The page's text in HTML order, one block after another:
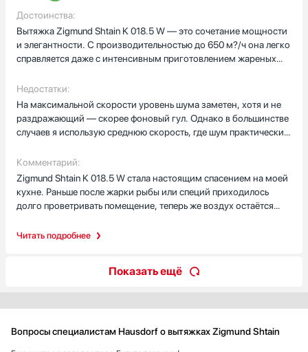
запотевают. Лампочки меняются легко. Шум на максимуме
хватает средней. Производительности достаточно для моей
комнаты‑студии: утром жарю сырники, через десять минут
уже свежо. Нержавейка легко протирается, отпечатки почти не
ежедневной готовки вывод прежний: доволен.
Читать подробнее
Достоинства:
Вытяжка Zigmund Shtain K 018.5 W — это сочетание мощности
и элегантности. С производительностью до 650 м?/ч она легко
справляется даже с интенсивным приготовлением жареных
работает не менее эффективно благодаря качественным
угольным фильтрам, которые легко заменяются. Управление
сенсорное, интуитивное и тихое — не нужно стучать по
кнопкам, достаточно лёгкого касания. Подсветка LED
равномерно освещает рабочую зону, не создавая бликов и не
этом очень стильный — она гармонично вписывается в любой
интерьер.
Недостатки:
На максимальной скорости уровень шума заметен, хотя и не
раздражающий — скорее фоновый гул. Однако в большинстве
случаев я использую среднюю скорость, где шум практически
работы в режиме отвода необходимо правильно организовать
вентиляционный канал — это требует дополнительных усилий
при установке.
Комментарий:
Zigmund Shtain K 018.5 W стала настоящим спасением на моей
кухне. Раньше после жарки рыбы или специй приходилось
долго проветривать помещение, теперь же воздух остаётся
снимаются и моются в посудомойке. После нескольких
вы ищете мощную, тихую и стильную вытяжку — обязательно
Показать ещё
Вопросы специалистам Hausdorf о вытяжках Zigmund Shtain